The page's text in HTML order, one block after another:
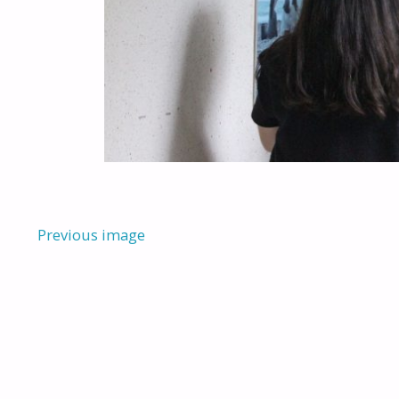
Previous image